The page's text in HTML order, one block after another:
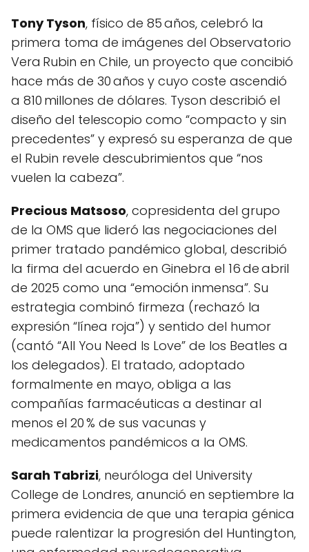
Tony Tyson, físico de 85 años, celebró la
primera toma de imágenes del Observatorio
Vera Rubin en Chile, un proyecto que concibió
hace más de 30 años y cuyo coste ascendió
a 810 millones de dólares. Tyson describió el
diseño del telescopio como “compacto y sin
precedentes” y expresó su esperanza de que
el Rubin revele descubrimientos que “nos
vuelen la cabeza”.
Precious Matsoso, copresidenta del grupo
de la OMS que lideró las negociaciones del
primer tratado pandémico global, describió
la firma del acuerdo en Ginebra el 16 de abril
de 2025 como una “emoción inmensa”. Su
estrategia combinó firmeza (rechazó la
expresión “línea roja”) y sentido del humor
(cantó “All You Need Is Love” de los Beatles a
los delegados). El tratado, adoptado
formalmente en mayo, obliga a las
compañías farmacéuticas a destinar al
menos el 20 % de sus vacunas y
medicamentos pandémicos a la OMS.
Sarah Tabrizi, neuróloga del University
College de Londres, anunció en septiembre la
primera evidencia de que una terapia génica
puede ralentizar la progresión del Huntington,